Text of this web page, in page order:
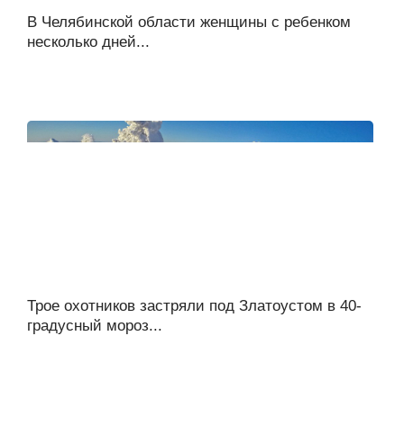
В Челябинской области женщины с ребенком
несколько дней...
Трое охотников застряли под Златоустом в 40-
градусный мороз...